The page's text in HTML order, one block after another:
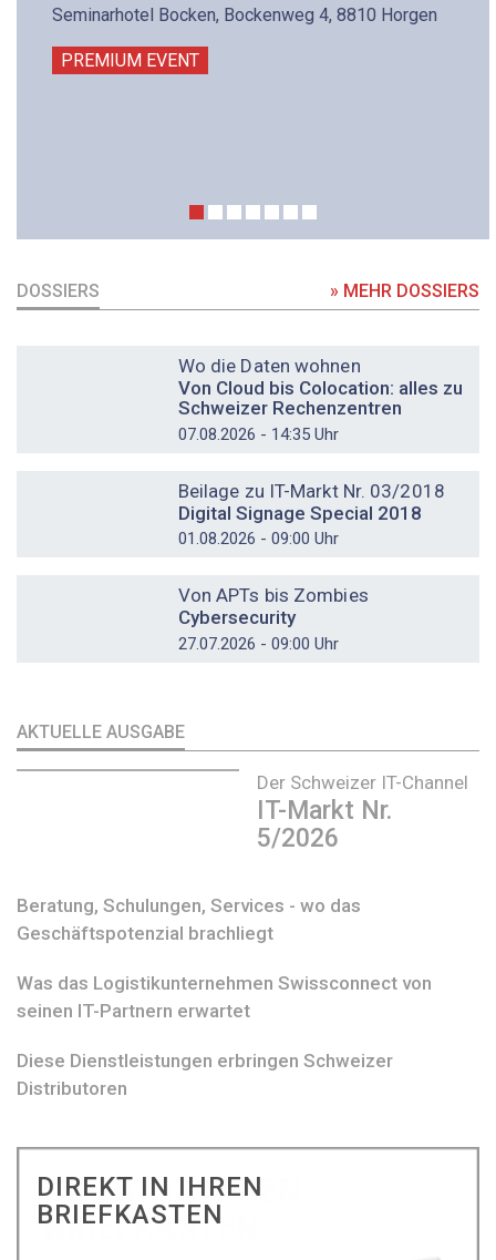
Seminarhotel Bocken, Bockenweg 4, 8810 Horgen
PREMIUM EVENT
DOSSIERS » MEHR DOSSIERS
Wo die Daten wohnen
Von Cloud bis Colocation: alles zu
Schweizer Rechenzentren
07.08.2026 - 14:35 Uhr
Beilage zu IT-Markt Nr. 03/2018
Digital Signage Special 2018
01.08.2026 - 09:00 Uhr
Von APTs bis Zombies
Cybersecurity
27.07.2026 - 09:00 Uhr
AKTUELLE AUSGABE
Der Schweizer IT-Channel
IT-Markt Nr.
5/2026
Beratung, Schulungen, Services - wo das
Geschäftspotenzial brachliegt
Was das Logistikunternehmen Swissconnect von
seinen IT-Partnern erwartet
Diese Dienstleistungen erbringen Schweizer
Distributoren
DIREKT IN IHREN
BRIEFKASTEN